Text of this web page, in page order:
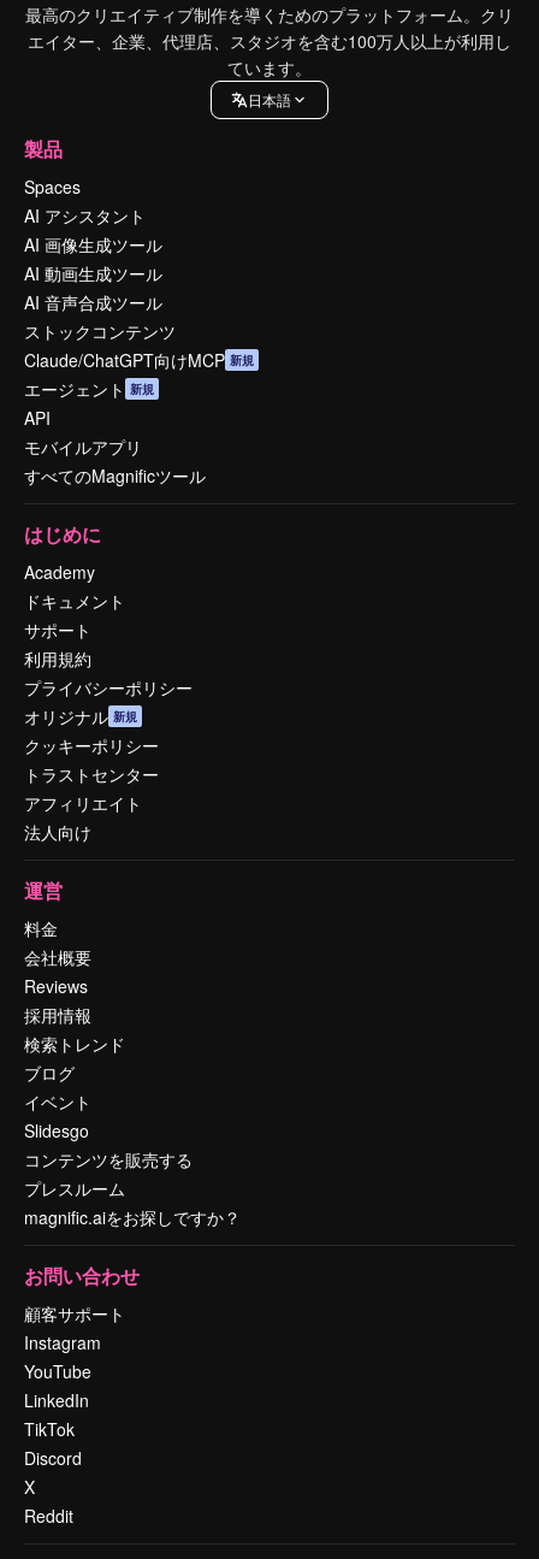
最高のクリエイティブ制作を導くためのプラットフォーム。クリ
エイター、企業、代理店、スタジオを含む100万人以上が利用し
ています。
日本語
製品
Spaces
AI アシスタント
AI 画像生成ツール
AI 動画生成ツール
AI 音声合成ツール
ストックコンテンツ
Claude/ChatGPT向けMCP 新規
エージェント 新規
API
モバイルアプリ
すべてのMagnificツール
はじめに
Academy
ドキュメント
サポート
利用規約
プライバシーポリシー
オリジナル 新規
クッキーポリシー
トラストセンター
アフィリエイト
法人向け
運営
料金
会社概要
Reviews
採用情報
検索トレンド
ブログ
イベント
Slidesgo
コンテンツを販売する
プレスルーム
magnific.aiをお探しですか？
お問い合わせ
顧客サポート
Instagram
YouTube
LinkedIn
TikTok
Discord
X
Reddit